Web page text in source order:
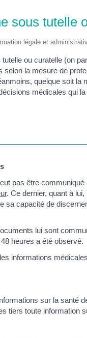
sous tutelle
légale et
ou curatelle (on
selon la mesure de
quelque soit
médicales qui
pas être
. Ce dernier, quant à
sa capacité de
lui sont
heures a été observé.
informations
sur la santé
tiers toute information